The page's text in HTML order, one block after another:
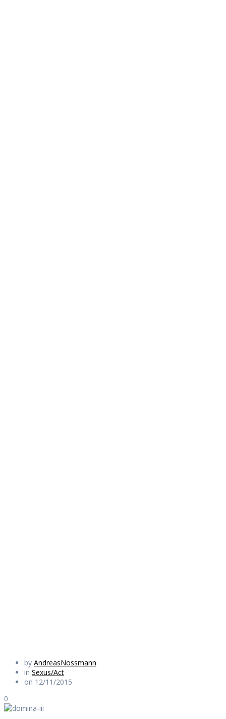
by AndreasNossmann
in Sexus/Act
on 12/11/2015
0